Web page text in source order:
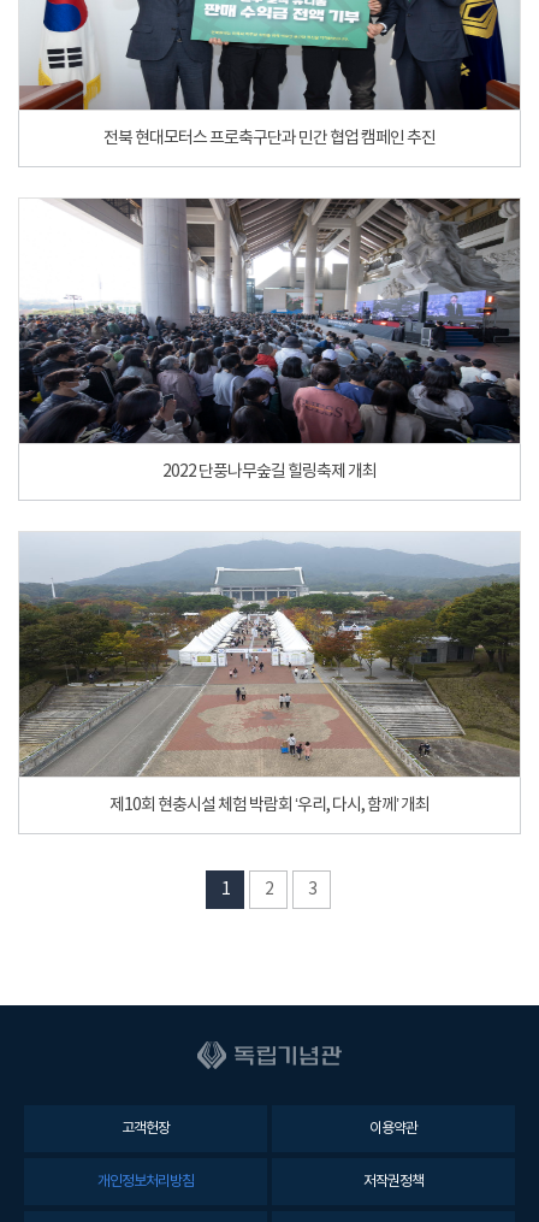
전북 현대모터스 프로축구단과 민간 협업 캠페인 추진
2022 단풍나무숲길 힐링축제 개최
제10회 현충시설 체험 박람회 ‘우리, 다시, 함께’ 개최
1 2 3
고객헌장 이용약관
개인정보처리방침 저작권정책